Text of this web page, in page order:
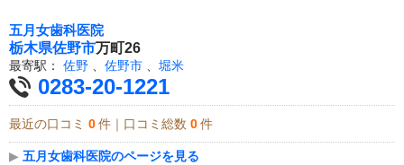
五月女歯科医院
栃木県佐野市万町26
最寄駅： 佐野 、 佐野市 、 堀米
0283-20-1221
最近の口コミ 0 件｜口コミ総数 0 件
▶ 五月女歯科医院のページを見る